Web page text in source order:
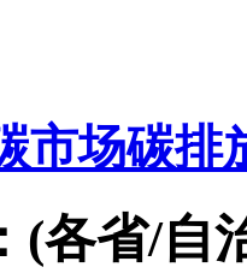
市场碳排
(各省/自